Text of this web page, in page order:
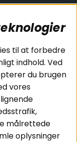
/ Garanti /
til at forbedre
indhold. Ved
du brugen
vores
målrettede
oplysninger